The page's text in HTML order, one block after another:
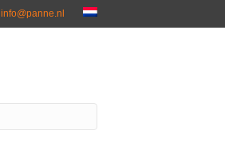
info@panne.nl